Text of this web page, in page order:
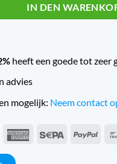
IN DEN
heeft een goede tot zeer
advies
mogelijk: Neem contact
MasterCardAmerican Sepa